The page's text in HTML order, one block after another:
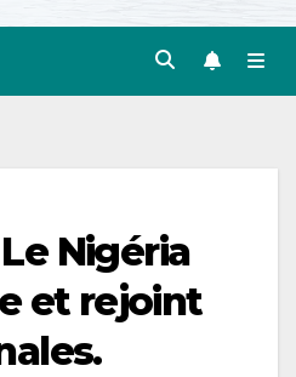
Nigéria
et rejoint